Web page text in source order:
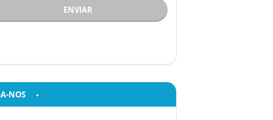
ENVIAR
NOS